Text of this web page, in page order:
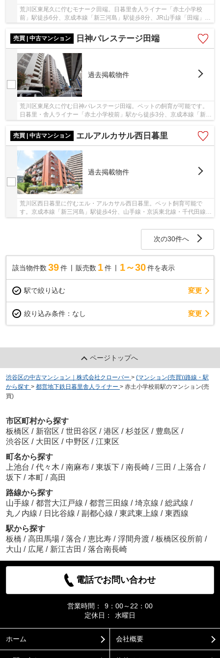
荒川区東尾久に佇むモナーク田端。日暮里舎人ライナー「赤土小学校
前」駅徒歩6分、京成本線「新三河島」駅徒歩8分、JR山手線「田端」駅
売買 | 中古マンション
日神パレステージ田端
過去掲載物件
荒川区東尾久に佇む日神パレステージ田端。ペットの飼育が可能です。
日暮里・舎人ライナー「赤土小学校前」駅から徒歩3分、京成本線「新三
売買 | 中古マンション
エルアルカサル西日暮里
過去掲載物件
荒川区西日暮里に佇むエル・アルカサル西日暮里。ペット飼育可能で
す。京成本線「新三河島」駅徒歩4分、山手線・京浜東北線・千代田線
次の30件へ
該当物件数 39件 販売数 1 件 1～30 件を表示
駅で絞り込む 変更
絞り込み条件： なし 変更
ページトップへ
渋谷区の中古マンション｜株式会社クローバー > (マンション(売買))路線・駅
から探す > 都営地下鉄日暮里舎人ライナー > 赤土小学校前駅のマンション(売
買)
市区町村から探す
板橋区 / 新宿区 / 世田谷区 / 港区 / 杉並区 / 豊島区 /
渋谷区 / 大田区 / 中野区 / 江東区
町名から探す
上池台 / 代々木 / 南麻布 / 東坂下 / 南長崎 / 三田 / 上落合 /
坂下 / 本町 / 高田
路線から探す
山手線 / 都営大江戸線 / 都営三田線 / 埼京線 / 総武線 /
丸ノ内線 / 日比谷線 / 副都心線 / 東武東上線 / 東西線
駅から探す
板橋 / 高田馬場 / 落合 / 恵比寿 / 浮間舟渡 / 板橋区役所前 /
大山 / 広尾 / 新江古田 / 落合南長崎
電話でお問い合わせ
営業時間：
9：00～22：00
定休日：
水曜日
ホーム 会社概要